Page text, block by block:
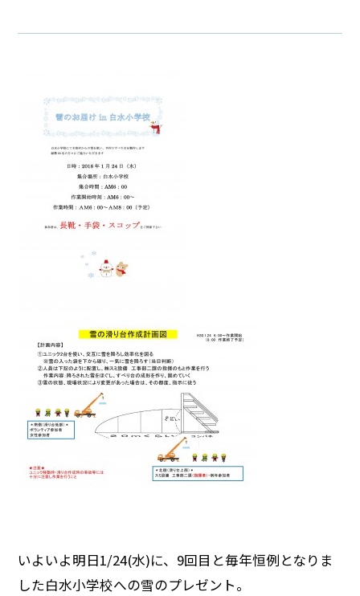
いよいよ明日1/24(水)に、9回目と毎年恒例となりま
した白水小学校への雪のプレゼント。